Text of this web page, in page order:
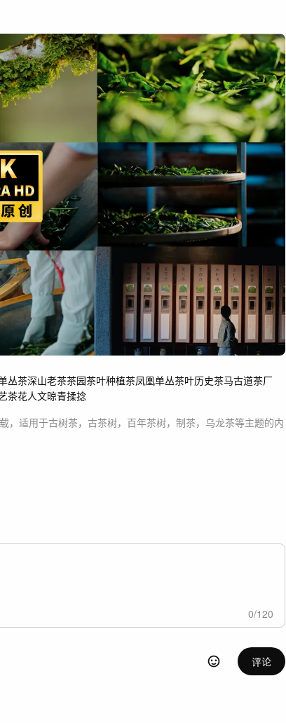
丛茶深山老茶茶园茶叶种植茶凤凰单丛茶叶历史茶马古道茶厂
茶花人文晾青揉捻
，适用于古树茶，古茶树，百年茶树，制茶，乌龙茶等主题的内
0/120
评论